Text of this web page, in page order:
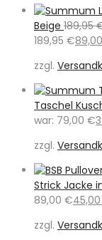
Beige 189,95
189,95 €89,00
zzgl.
Taschel
war: 79,00 €
zzgl.
Strick Jacke
89,00 €45,00
zzgl.